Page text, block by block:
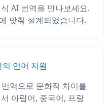
AI 번역을 만나보세요.
맞춰 설계되었습니다.
언어 지원
역으로 문화적 차이를
아랍어, 중국어, 프랑